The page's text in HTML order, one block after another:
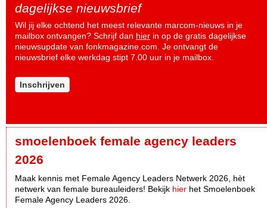
dagelijkse nieuwsbrief
Wil jij elke ochtend het meest relevante marcom-nieuws in je
mailbox ontvangen? Schrijf dan hier in op de gratis dagelijkse
nieuwsupdate van fonkmagazine.com. Je ontvangt de
nieuwsbrief elke werkdag stipt 7.00 uur in je mailbox.
Inschrijven
smoelenboek female agency leaders
2026
Maak kennis met Female Agency Leaders Netwerk 2026, hèt
netwerk van female bureauleiders! Bekijk hier het Smoelenboek
Female Agency Leaders 2026.